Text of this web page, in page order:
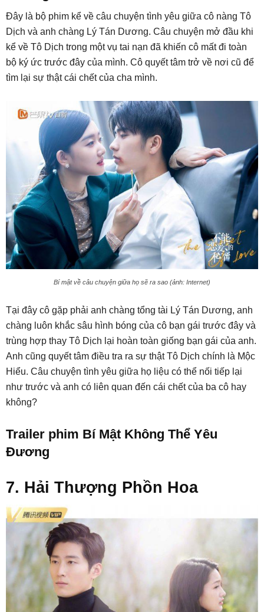
Đây là bộ phim kể về câu chuyện tình yêu giữa cô nàng Tô
Dịch và anh chàng Lý Tán Dương. Câu chuyện mở đầu khi
kể về Tô Dịch trong một vụ tai nạn đã khiến cô mất đi toàn
bộ ký ức trước đây của mình. Cô quyết tâm trở về nơi cũ để
tìm lại sự thật cái chết của cha mình.
Bí mật về câu chuyện giữa họ sẽ ra sao (ảnh: Internet)
Tại đây cô gặp phải anh chàng tổng tài Lý Tán Dương, anh
chàng luôn khắc sâu hình bóng của cô bạn gái trước đây và
trùng hợp thay Tô Dịch lại hoàn toàn giống bạn gái của anh.
Anh cũng quyết tâm điều tra ra sự thật Tô Dịch chính là Mộc
Hiểu. Câu chuyện tình yêu giữa họ liệu có thể nối tiếp lại
như trước và anh có liên quan đến cái chết của ba cô hay
không?
Trailer phim Bí Mật Không Thể Yêu
Đương
7. Hải Thượng Phồn Hoa